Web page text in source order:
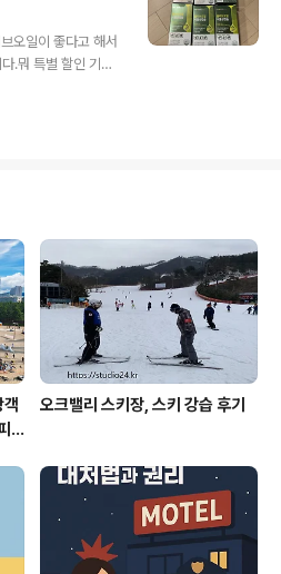
세포에 존재하며,
요한 생리적 과정에
먹어야 하는 영양
: 11,390원 누가 먹
는 분세포 건강에
오일이 좋다고 해서
.뭐 특별 할인 기간
실이 없어야 하니까
래서 선택한 제품스
스 올리브오일 식물
원 하루 먹어본
비교할 수 없지만,
가 없어 좋았습니다.
객
오크밸리 스키장, 스키 강습 후기